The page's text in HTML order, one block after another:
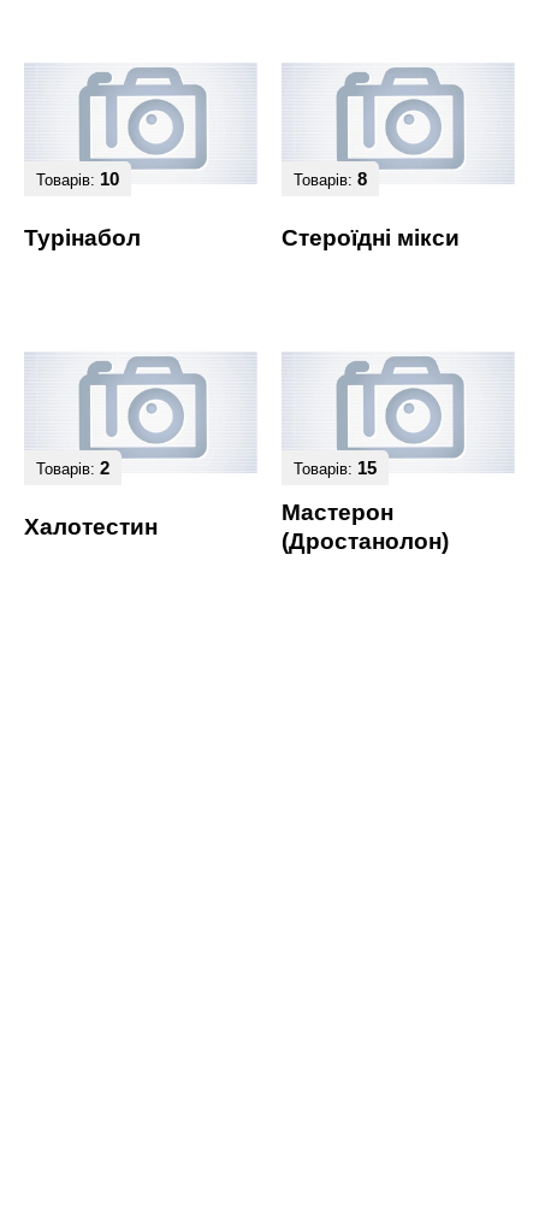
Товарів: 10
Турінабол
Товарів: 8
Стероїдні мікси
Товарів: 2
Халотестин
Товарів: 15
Мастерон
(Дростанолон)